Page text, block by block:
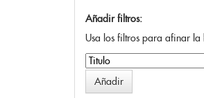
Añadir filtros:
Usa los filtros para afinar la